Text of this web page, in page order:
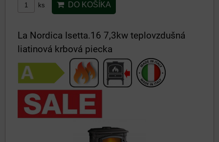
ks DO KOŠÍKA
La Nordica Isetta.16 7,3kw teplovzdušná
liatinová krbová piecka